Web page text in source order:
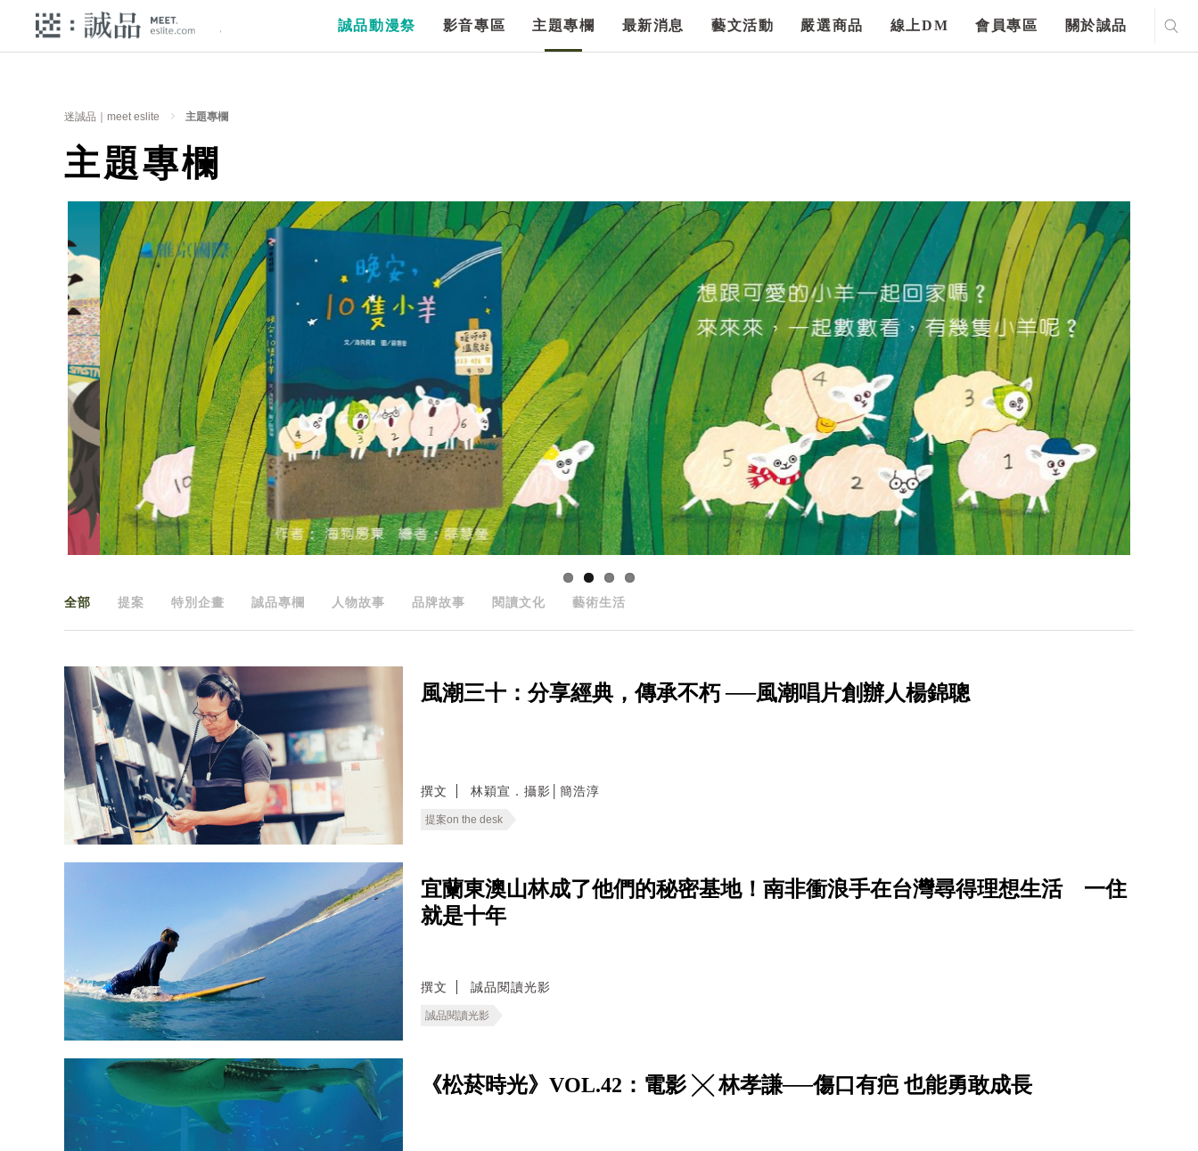
誠品動漫祭 影音專區 主題專欄 最新消息 藝文活動 嚴選商品 線上DM 會員專區 關於誠品
迷誠品｜meet eslite 主題專欄
主題專欄
全部 提案 特別企畫 誠品專欄 人物故事 品牌故事 閱讀文化 藝術生活
風潮三十：分享經典，傳承不朽 ──風潮唱片創辦人楊錦聰
撰文 林穎宣．攝影│簡浩淳
提案on the desk
宜蘭東澳山林成了他們的秘密基地！南非衝浪手在台灣尋得理想生活 一住
就是十年
撰文 誠品閱讀光影
誠品閱讀光影
《松菸時光》VOL.42：電影 ╳ 林孝謙──傷口有疤 也能勇敢成長